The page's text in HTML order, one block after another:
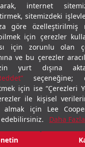
internet
sitemizdeki
göre özelleştirilmiş
için çerezler
için zorunlu olan
ve bu çerezler
yurt dışına
seçeneğine;
için ise “Çerezleri
ile kişisel
için Lee
edebilirsiniz.
Daha
KVKK Aydınlatma
Leecooper - Tüm Hakları